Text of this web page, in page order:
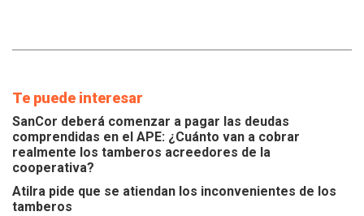
Te puede interesar
SanCor deberá comenzar a pagar las deudas
comprendidas en el APE: ¿Cuánto van a cobrar
realmente los tamberos acreedores de la
cooperativa?
Atilra pide que se atiendan los inconvenientes de los
tamberos